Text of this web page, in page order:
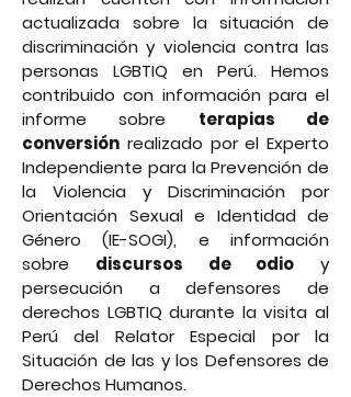
actualizada sobre la situación de
discriminación y violencia contra las
personas LGBTIQ en Perú. Hemos
contribuido con información para el
informe sobre terapias de
conversión realizado por el Experto
Independiente para la Prevención de
la Violencia y Discriminación por
Orientación Sexual e Identidad de
Género (IE-SOGI), e información
sobre discursos de odio y
persecución a defensores de
derechos LGBTIQ durante la visita al
Perú del Relator Especial por la
Situación de las y los Defensores de
Derechos Humanos.